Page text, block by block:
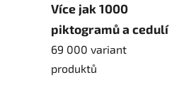
Více jak 1000
piktogramů a cedulí
69 000 variant
produktů